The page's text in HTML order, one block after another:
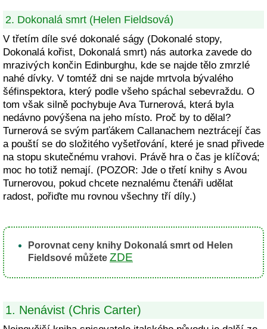
2. Dokonalá smrt (Helen Fieldsová)
V třetím díle své dokonalé ságy (Dokonalé stopy,
Dokonalá kořist, Dokonalá smrt) nás autorka zavede do
mrazivých končin Edinburghu, kde se najde tělo zmrzlé
nahé dívky. V tomtéž dni se najde mrtvola bývalého
šéfinspektora, který podle všeho spáchal sebevraždu. O
tom však silně pochybuje Ava Turnerová, která byla
nedávno povýšena na jeho místo. Proč by to dělal?
Turnerová se svým parťákem Callanachem neztrácejí čas
a pouští se do složitého vyšetřování, které je snad přivede
na stopu skutečnému vrahovi. Právě hra o čas je klíčová;
moc ho totiž nemají. (POZOR: Jde o třetí knihy s Avou
Turnerovou, pokud chcete neznalému čtenáři udělat
radost, pořiďte mu rovnou všechny tří díly.)
Porovnat ceny knihy Dokonalá smrt od Helen
Fieldsové můžete ZDE
1. Nenávist (Chris Carter)